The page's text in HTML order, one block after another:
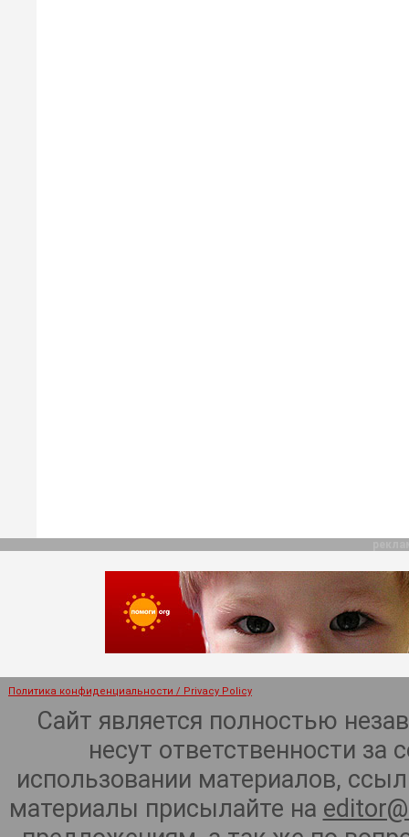
Политика конфиденциальности / Privacy Policy
Сайт является полностью
несут ответственности
использовании материалов,
материалы присылайте на